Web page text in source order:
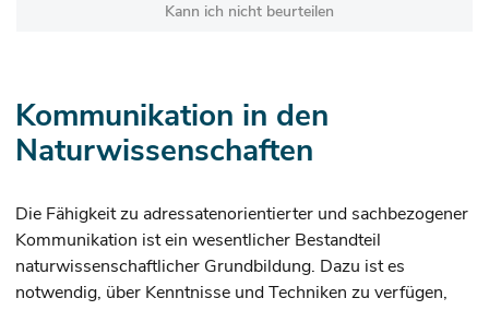
Kann ich nicht beurteilen
Kommunikation in den
Naturwissenschaften
Die Fähigkeit zu adressatenorientierter und sachbezogener
Kommunikation ist ein wesentlicher Bestandteil
naturwissenschaftlicher Grundbildung. Dazu ist es
notwendig, über Kenntnisse und Techniken zu verfügen,